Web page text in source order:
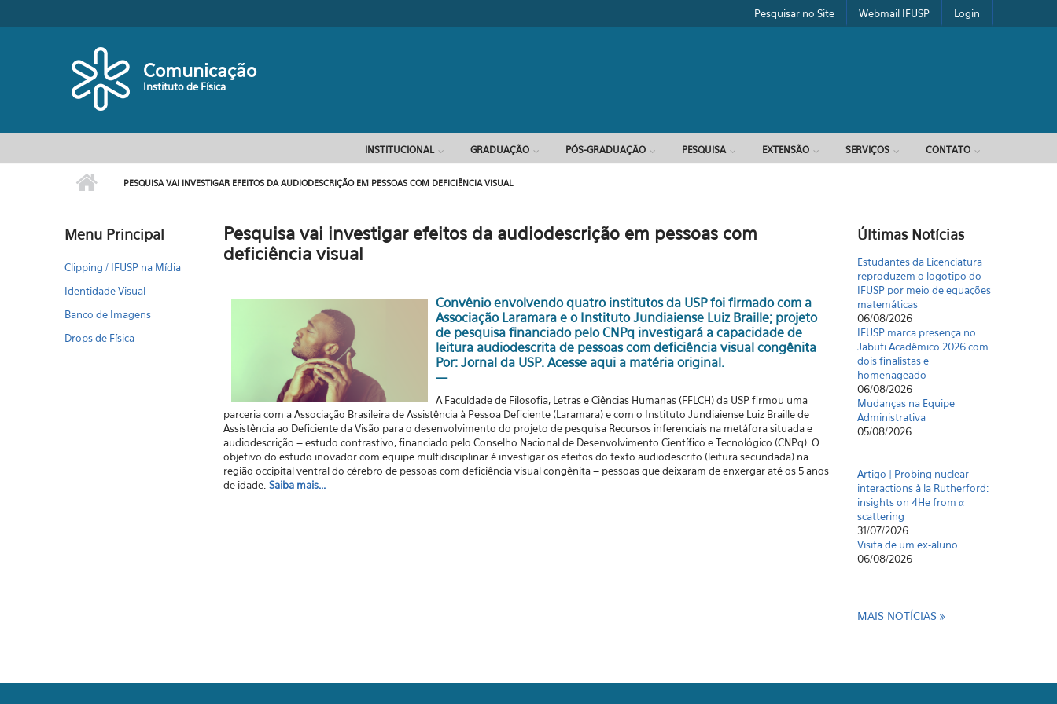
Pesquisar no Site Webmail IFUSP Login
Comunicação
Instituto de Física
INSTITUCIONAL GRADUAÇÃO PÓS-GRADUAÇÃO PESQUISA EXTENSÃO SERVIÇOS CONTATO
PESQUISA VAI INVESTIGAR EFEITOS DA AUDIODESCRIÇÃO EM PESSOAS COM DEFICIÊNCIA VISUAL
Menu Principal
Clipping / IFUSP na Mídia
Identidade Visual
Banco de Imagens
Drops de Física
Pesquisa vai investigar efeitos da audiodescrição em pessoas com
deficiência visual
Convênio envolvendo quatro institutos da USP foi firmado com a
Associação Laramara e o Instituto Jundiaiense Luiz Braille; projeto
de pesquisa financiado pelo CNPq investigará a capacidade de
leitura audiodescrita de pessoas com deficiência visual congênita
Por: Jornal da USP. Acesse aqui a matéria original.
---
A Faculdade de Filosofia, Letras e Ciências Humanas (FFLCH) da USP firmou uma
parceria com a Associação Brasileira de Assistência à Pessoa Deficiente (Laramara) e com o Instituto Jundiaiense Luiz Braille de
Assistência ao Deficiente da Visão para o desenvolvimento do projeto de pesquisa Recursos inferenciais na metáfora situada e
audiodescrição – estudo contrastivo, financiado pelo Conselho Nacional de Desenvolvimento Científico e Tecnológico (CNPq). O
objetivo do estudo inovador com equipe multidisciplinar é investigar os efeitos do texto audiodescrito (leitura secundada) na
região occipital ventral do cérebro de pessoas com deficiência visual congênita – pessoas que deixaram de enxergar até os 5 anos
de idade. Saiba mais...
Últimas Notícias
Estudantes da Licenciatura
reproduzem o logotipo do
IFUSP por meio de equações
matemáticas
06/08/2026
IFUSP marca presença no
Jabuti Acadêmico 2026 com
dois finalistas e
homenageado
06/08/2026
Mudanças na Equipe
Administrativa
05/08/2026
Artigo | Probing nuclear
interactions à la Rutherford:
insights on 4He from α
scattering
31/07/2026
Visita de um ex-aluno
06/08/2026
MAIS NOTÍCIAS